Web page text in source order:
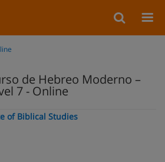
de Hebreo Moderno –
7 - Online
of Biblical Studies